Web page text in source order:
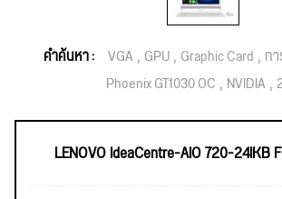
คำค้นหา : VGA GPU Graphic Card ก
Phoenix GT1030 OC NVIDIA
LENOVO IdeaCentre-AIO 720-24IKB